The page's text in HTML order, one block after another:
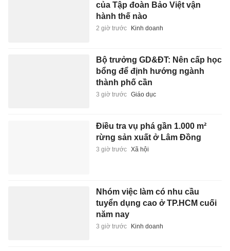
của Tập đoàn Bảo Việt vận
hành thế nào
2 giờ trước Kinh doanh
Bộ trưởng GD&ĐT: Nên cấp học
bổng để định hướng ngành
thành phố cần
3 giờ trước Giáo dục
Điều tra vụ phá gần 1.000 m²
rừng sản xuất ở Lâm Đồng
3 giờ trước Xã hội
Nhóm việc làm có nhu cầu
tuyển dụng cao ở TP.HCM cuối
năm nay
3 giờ trước Kinh doanh